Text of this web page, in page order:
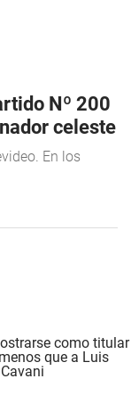
Nº 200
celeste
En los